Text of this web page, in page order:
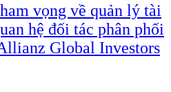
vọng về quản lý tài
hệ đối tác phân phối
Global Investors